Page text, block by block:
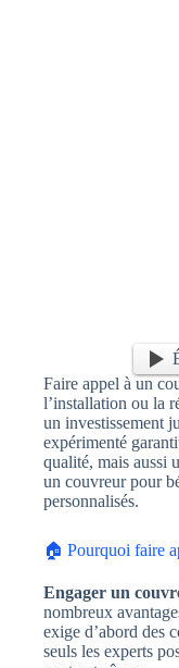
Faire appel à un
l’installation ou la
un investissement
expérimenté
qualité, mais aussi
un couvreur pour
personnalisés.
🏠 Pourquoi faire
Engager un
nombreux
exige d’abord des
seuls les experts